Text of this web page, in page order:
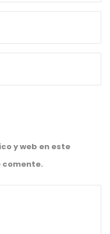
y web en este
comente.